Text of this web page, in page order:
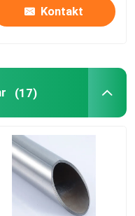
Kontakt
(17)